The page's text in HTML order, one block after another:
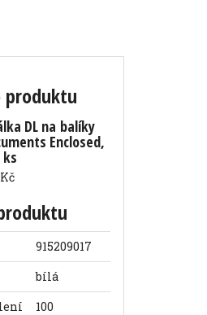
produktu
DL na balíky
Enclosed,
ks
915209017
bílá
100